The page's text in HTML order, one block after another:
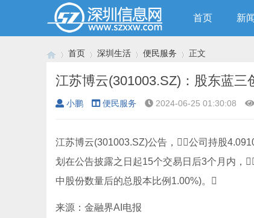
首页 新
›
首页 深圳生活
›
便民服务
›
正文
江苏博云(301003.SZ)：股东蓝三
小鹏 便民服务 2024-06-25 01:30:08
江苏博云(301003.SZ)公告，公司持股
划在公告披露之日起15个交易日后3个月内，
中股份数量后的总股本比例1.00%)。
来源：金融界AI电报